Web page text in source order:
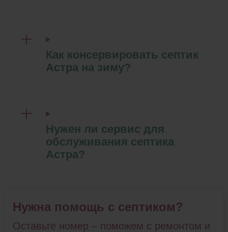
Как консервировать септик
Астра на зиму?
Нужен ли сервис для
обслуживания септика
Астра?
Нужна помощь с септиком?
Оставьте номер – поможем с ремонтом и